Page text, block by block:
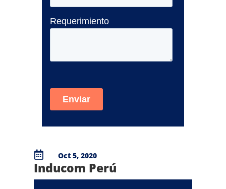
 Oct 5, 2020
Inducom Perú